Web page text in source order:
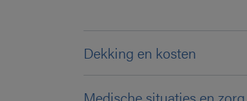
Dekking en kosten